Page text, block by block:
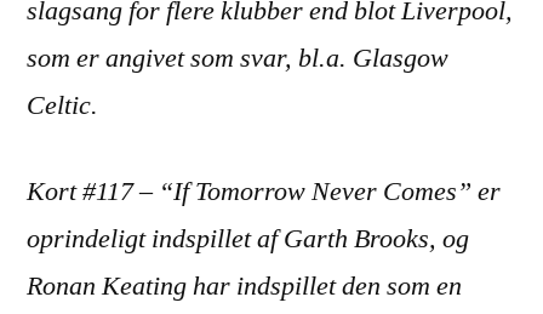
slagsang for flere klubber end blot Liverpool,
som er angivet som svar, bl.a. Glasgow
Celtic.
Kort #117 – “If Tomorrow Never Comes” er
oprindeligt indspillet af Garth Brooks, og
Ronan Keating har indspillet den som en